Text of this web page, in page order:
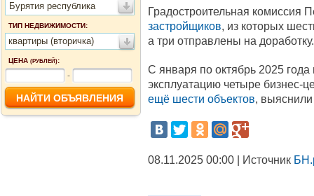
Бурятия республика
ТИП НЕДВИЖИМОСТИ:
квартиры (вторичка)
ЦЕНА (РУБЛЕЙ):
-
Градостроительная комиссия
застройщиков, из которых
а три отправлены на доработку.
С января по октябрь 2025
эксплуатацию четыре бизнес-
ещё шести объектов,
08.11.2025 00:00 | Источник